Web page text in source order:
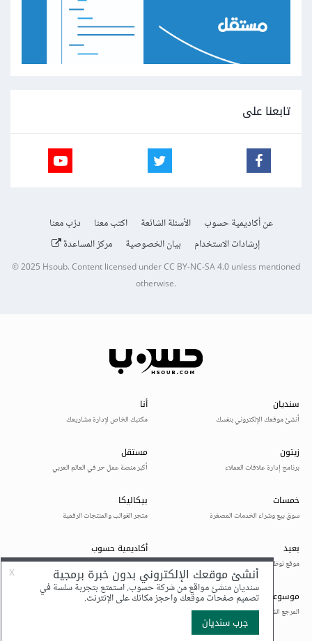
تابعنا على
عن أكاديمية حسوب الأسئلة الشائعة اكتب معنا
درّب معنا
إرشادات الاستخدام
بيان الخصوصية مركز المساعدة
© 2025Hsoub.Content licensed underCC BY-NC-SA 4.0unless mentioned
otherwise.